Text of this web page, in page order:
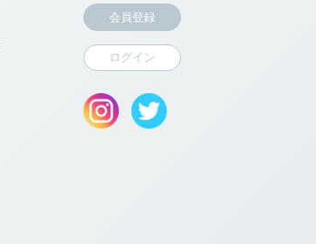
会員登録
ログイン